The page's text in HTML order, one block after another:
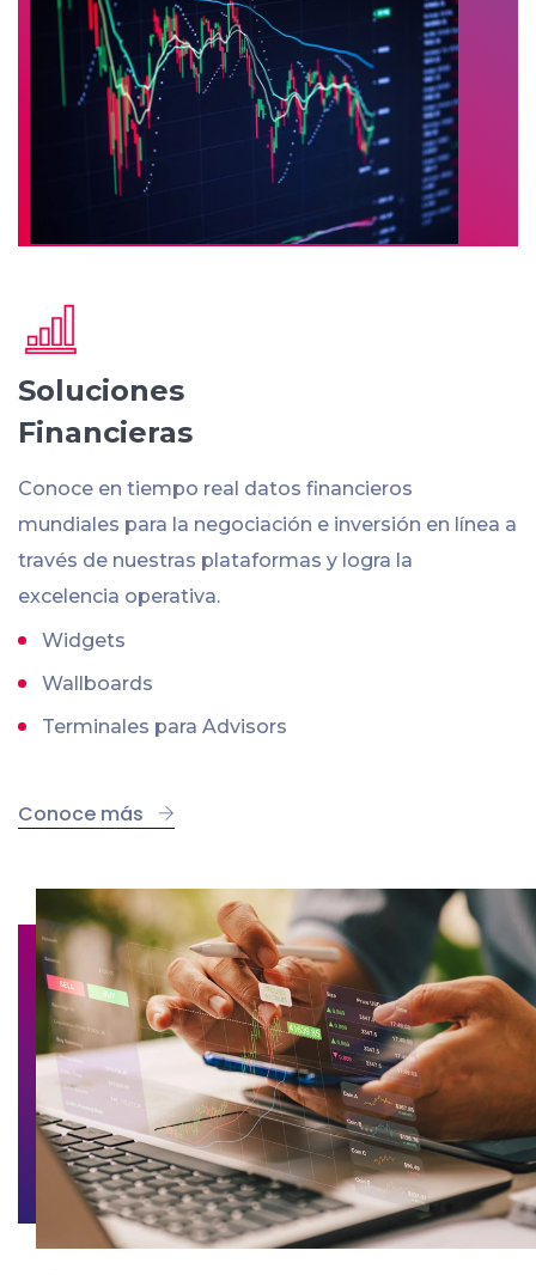
Soluciones
Financieras
Conoce en tiempo real datos financieros
mundiales para la negociación e inversión en línea a
través de nuestras plataformas y logra la
excelencia operativa.
Widgets
Wallboards
Terminales para Advisors
Conoce más